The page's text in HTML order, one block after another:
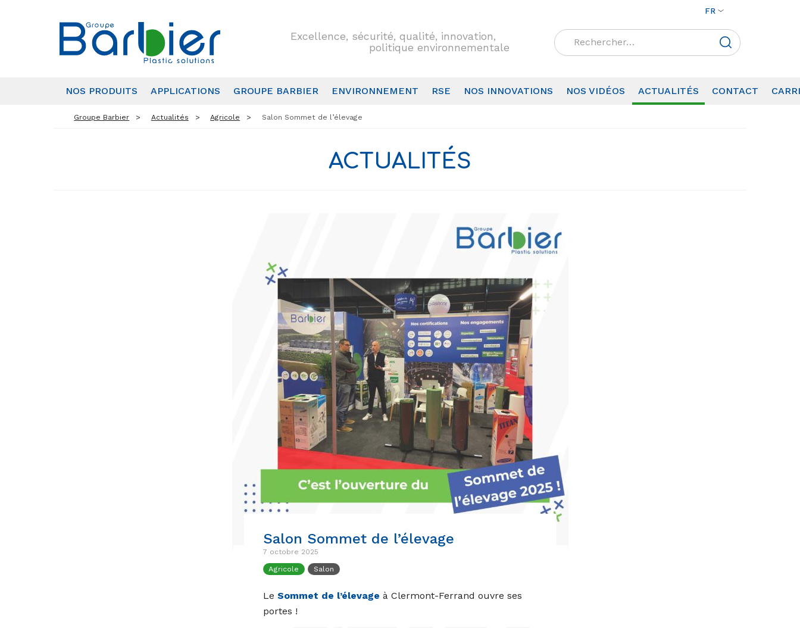
FR
Excellence, sécurité, qualité, innovation,
politique environnementale
Rechercher :
NOS PRODUITS APPLICATIONS GROUPE BARBIER ENVIRONNEMENT RSE NOS INNOVATIONS NOS VIDÉOS ACTUALITÉS CONTACT
Groupe Barbier Actualités Agricole Salon Sommet de l’élevage
ACTUALITÉS
Salon Sommet de l’élevage
7 octobre 2025
Agricole Salon
Le Sommet de l’élevage à Clermont-Ferrand ouvre ses
portes !